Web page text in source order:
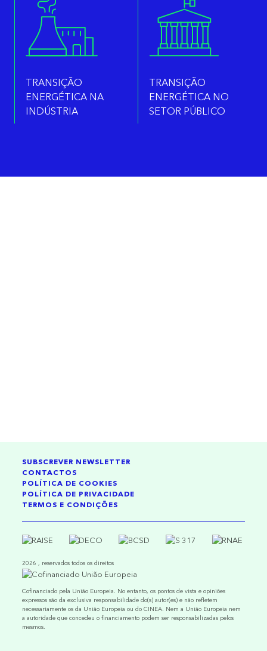
TRANSIÇÃO
ENERGÉTICA NA
INDÚSTRIA
TRANSIÇÃO
ENERGÉTICA NO
SETOR PÚBLICO
SUBSCREVER NEWSLETTER
CONTACTOS
POLÍTICA DE COOKIES
POLÍTICA DE PRIVACIDADE
TERMOS E CONDIÇÕES
2026 , reservados todos os direitos
Cofinanciado pela União Europeia. No entanto, os pontos de vista e opiniões
expressos são da exclusiva responsabilidade do(s) autor(es) e não refletem
necessariamente os da União Europeia ou do CINEA. Nem a União Europeia nem
a autoridade que concedeu o financiamento podem ser responsabilizadas pelos
mesmos.